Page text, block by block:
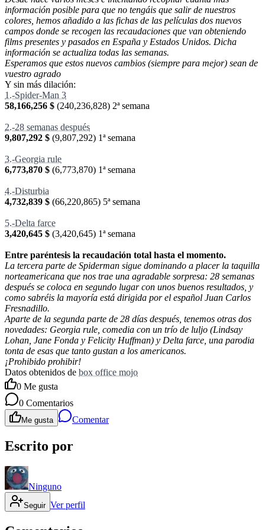
información posible para que no tengáis que salir de nuestros
colores, hemos añadido a las fichas de las películas dos nuevos
campos donde se recogen las recaudaciones que van obteniendo
films presentes y pasados en España y Estados Unidos. Dicha
información se actualiza todas las semanas.
Esperamos que estos nuevos cambios (siempre para mejor) sean de
vuestro agrado
Y sin más dilación:
1.-Spider-Man 3
58,166,256 $ (240,236,828) 2ª semana
2.-28 semanas después
9,807,292 $ (9,807,292) 1ª semana
3.-Georgia rule
6,773,870 $ (6,773,870) 1ª semana
4.-Disturbia
4,732,839 $ (66,220,865) 5ª semana
5.-Delta farce
3,420,645 $ (3,420,645) 1ª semana
Entre paréntesis la recaudación total hasta el momento.
La tercera parte de Spiderman sigue dominando a placer la taquilla
norteamericana que nos trae una agradable sorpresa: 28 semanas
después se coloca en segundo lugar con unos buenos resultados, y
como sabréis la mayoría está dirigida por el español Juan Carlos
Fresnadillo.
Aparte de la segunda parte de 28 días después, tenemos otras dos
novedades: Georgia rule, comedia con un trío de luljo (Lindsay
Lohan, Jane Fonda y Felicity Huffman) y Delta farce, una parodia
tonta de esas que tanto gustan a los americanos.
¡Prohibido prohibir!
Datos obtenidos de box office mojo
0 Me gusta
0 Comentarios
Me gusta Comentar
Escrito por
Ninguno
Seguir Ver perfil